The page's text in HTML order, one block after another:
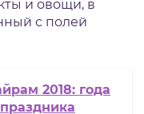
и овощи, в
с полей
2018: года